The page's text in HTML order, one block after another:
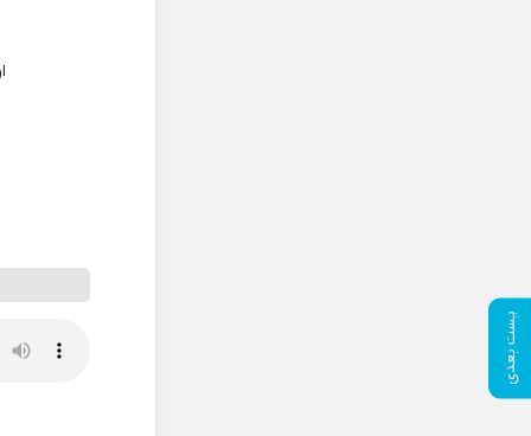
پست بعدی